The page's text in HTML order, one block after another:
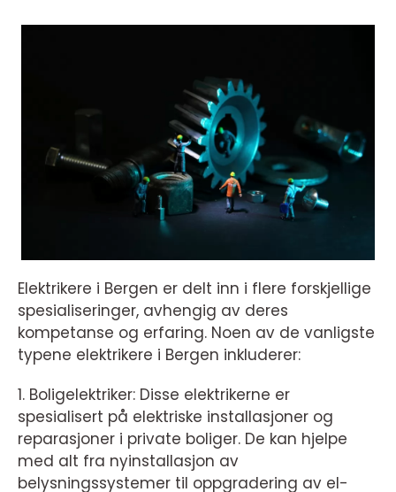
Elektrikere i Bergen er delt inn i flere forskjellige
spesialiseringer, avhengig av deres
kompetanse og erfaring. Noen av de vanligste
typene elektrikere i Bergen inkluderer:
1. Boligelektriker: Disse elektrikerne er
spesialisert på elektriske installasjoner og
reparasjoner i private boliger. De kan hjelpe
med alt fra nyinstallasjon av
belysningssystemer til oppgradering av el-